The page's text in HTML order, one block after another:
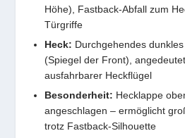
Höhe), Fastback-Abfall zum
Türgriffe
Heck: Durchgehendes
(Spiegel der Front),
ausfahrbarer Heckflügel
Besonderheit: Hecklappe
angeschlagen – ermöglicht
trotz Fastback-Silhouette